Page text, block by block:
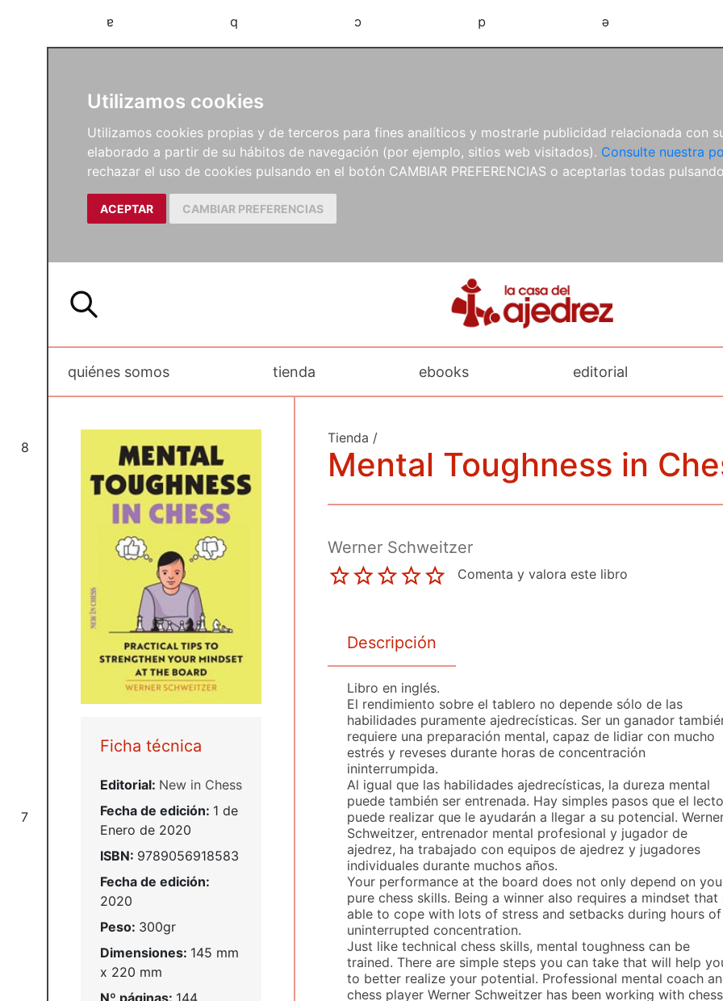
Utilizamos cookies
Utilizamos cookies propias y de terceros para fines analíticos y mostrarle publicidad relacionada con
elaborado a partir de su hábitos de navegación (por ejemplo, sitios web visitados). Consulte nuestra
rechazar el uso de cookies pulsando en el botón CAMBIAR PREFERENCIAS o aceptarlas todas
ACEPTAR CAMBIAR PREFERENCIAS
a b c d e
8
7
quiénes somos tienda ebooks editorial
Ficha técnica
Editorial: New in Chess
Fecha de edición: 1 de
Enero de 2020
ISBN: 9789056918583
Fecha de edición:
2020
Peso: 300gr
Dimensiones: 145 mm
x 220 mm
Tienda /
Mental Toughness in
Werner Schweitzer
Comenta y valora este libro
Descripción
Libro en inglés.
El rendimiento sobre el tablero no depende sólo de las
habilidades puramente ajedrecísticas. Ser un ganador
requiere una preparación mental, capaz de lidiar con mucho
estrés y reveses durante horas de concentración
ininterrumpida.
Al igual que las habilidades ajedrecísticas, la dureza mental
puede también ser entrenada. Hay simples pasos que el
puede realizar que le ayudarán a llegar a su potencial.
Schweitzer, entrenador mental profesional y jugador de
ajedrez, ha trabajado con equipos de ajedrez y jugadores
individuales durante muchos años.
Your performance at the board does not only depend on
pure chess skills. Being a winner also requires a mindset that
able to cope with lots of stress and setbacks during hours of
uninterrupted concentration.
Just like technical chess skills, mental toughness can be
trained. There are simple steps you can take that will help
to better realize your potential. Professional mental coach
chess player Werner Schweitzer has been working with chess